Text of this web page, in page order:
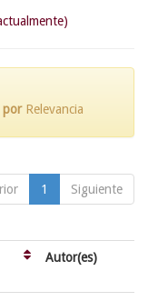
por Relevancia
1 Siguiente
Autor(es)